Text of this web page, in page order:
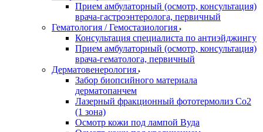
Прием амбулаторный (осмотр, консультация)
врача-гастроэнтеролога, первичный
Гематология / Гемостазиология
Консультация специалиста по антиэйджингу
Прием амбулаторный (осмотр, консультация)
врача-гематолога, первичный
Дерматовенерология
Забор биопсийного материала
дерматопанчем
Лазерный фракционный фототермолиз Со2
(1 зона)
Осмотр кожи под лампой Вуда